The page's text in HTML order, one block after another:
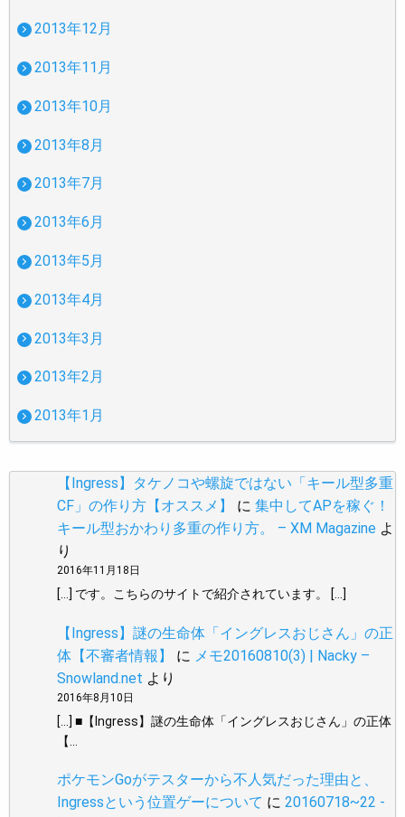
2013年12月
2013年11月
2013年10月
2013年8月
2013年7月
2013年6月
2013年5月
2013年4月
2013年3月
2013年2月
2013年1月
【Ingress】タケノコや螺旋ではない「キール型多重
CF」の作り方【オススメ】
に 集中してAPを稼ぐ！
キール型おかわり多重の作り方。 – XM Magazine よ
り
2016年11月18日
[…] です。こちらのサイトで紹介されています。 […]
【Ingress】謎の生命体「イングレスおじさん」の正
体【不審者情報】
に メモ20160810(3) | Nacky –
Snowland.net より
2016年8月10日
[…] ■【Ingress】謎の生命体「イングレスおじさん」の正体
【…
ポケモンGoがテスターから不人気だった理由と、
Ingressという位置ゲーについて に 20160718~22 -